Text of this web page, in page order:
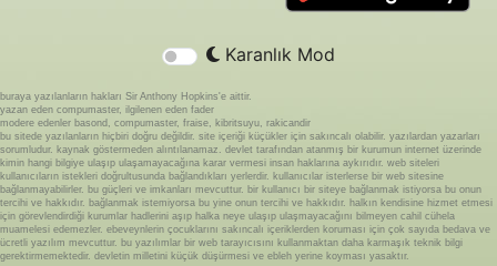
Karanlık Mod
buraya yazılanların hakları Sir Anthony Hopkins'e aittir.
yazan eden compumaster, ilgilenen eden fader
modere edenler basond, compumaster, fraise, kibritsuyu, rakicandir
bu sitede yazılanların hiçbiri doğru değildir. site içeriği küçükler için sakıncalı olabilir. yazılardan yazarları
sorumludur. kaynak göstermeden alıntılanamaz. devlet tarafından atanmış bir kurumun internet üzerinde
kimin hangi bilgiye ulaşıp ulaşamayacağına karar vermesi insan haklarına aykırıdır. web siteleri
kullanıcıların istekleri doğrultusunda bağlandıkları yerlerdir. kullanıcılar isterlerse bir web sitesine
bağlanmayabilirler. bu güçleri ve imkanları mevcuttur. bir kullanıcı bir siteye bağlanmak istiyorsa bu onun
tercihi ve hakkıdır. bağlanmak istemiyorsa bu yine onun tercihi ve hakkıdır. halkın kendisine hizmet etmesi
için görevlendirdiği kurumlar hadlerini aşıp halka neye ulaşıp ulaşmayacağını bilmeyen cahil cühela
muamelesi edemezler. ebeveynlerin çocuklarını sakıncalı içeriklerden koruması için çok sayıda bedava ve
ücretli yazılım mevcuttur. bu yazılımlar bir web tarayıcısını kullanmaktan daha karmaşık teknik bilgi
gerektirmemektedir. devletin milletini küçük düşürmesi ve ebleh yerine koyması yasaktır.